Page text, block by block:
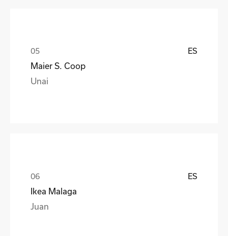
ES
Maier S. Coop
Unai
ES
Ikea Malaga
Juan